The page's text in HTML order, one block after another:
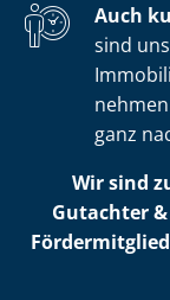
Auch
sind
ganz
Wir sind
Gutachter